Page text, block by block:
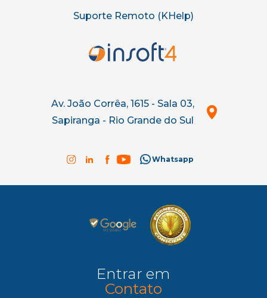
Suporte Remoto (KHelp)
Av. João Corrêa, 1615 - Sala 03,
Sapiranga - Rio Grande do Sul
Whatsapp
Entrar em
Contato